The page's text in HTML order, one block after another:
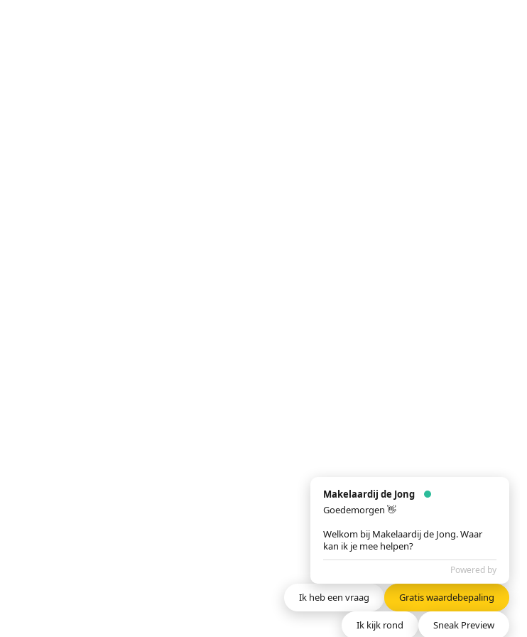
Makelaardij de Jong
Goedemorgen 👋
Welkom bij Makelaardij de Jong. Waar
kan ik je mee helpen?
Powered by
Ik heb een vraag Gratis waardebepaling
Ik kijk rond Sneak Preview